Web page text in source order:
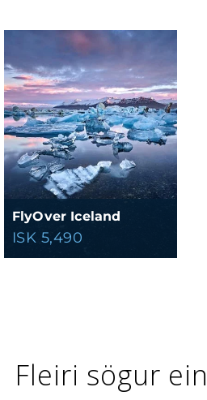
FlyOver Iceland
ISK 5,490
Fleiri sögur